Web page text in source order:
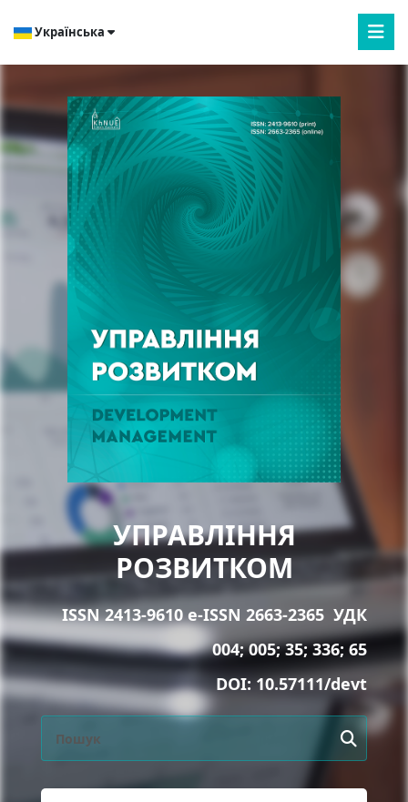
Українська
УПРАВЛІННЯ
РОЗВИТКОМ
ISSN 2413-9610 e-ISSN 2663-2365 УДК
004; 005; 35; 336; 65
DOI:10.57111/devt